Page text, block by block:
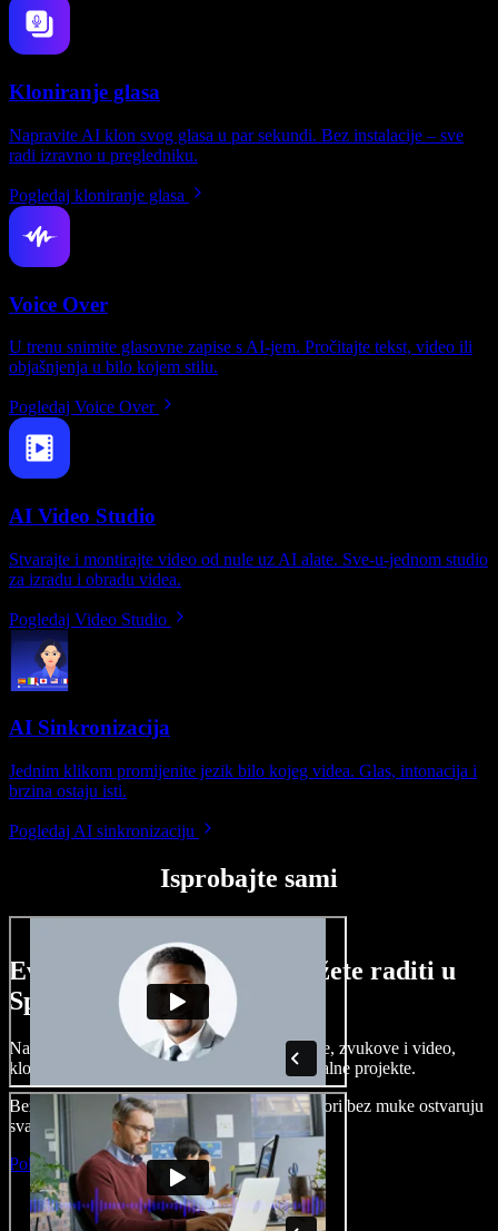
Kloniranje glasa
Napravite AI klon svog glasa u par sekundi. Bez instalacije – sve
radi izravno u pregledniku.
Pogledaj kloniranje glasa
Voice Over
U trenu snimite glasovne zapise s AI-jem. Pročitajte tekst, video ili
objašnjenja u bilo kojem stilu.
Pogledaj Voice Over
AI Video Studio
Stvarajte i montirajte video od nule uz AI alate. Sve-u-jednom studio
za izradu i obradu videa.
Pogledaj Video Studio
AI Sinkronizacija
Jednim klikom promijenite jezik bilo kojeg videa. Glas, intonacija i
brzina ostaju isti.
Pogledaj AI sinkronizaciju
Isprobajte sami
Evo malog pregleda što možete raditi u
Speechify Studiju.
Napravite voice overe, dodajte besplatne slike, zvukove i video,
klonirajte svoj glas i složite sjajne audio-vizualne projekte.
Bez učenja i sve dostupno u pregledniku, autori bez muke ostvaruju
svaku kreativnu ideju.
Pokreni Studio